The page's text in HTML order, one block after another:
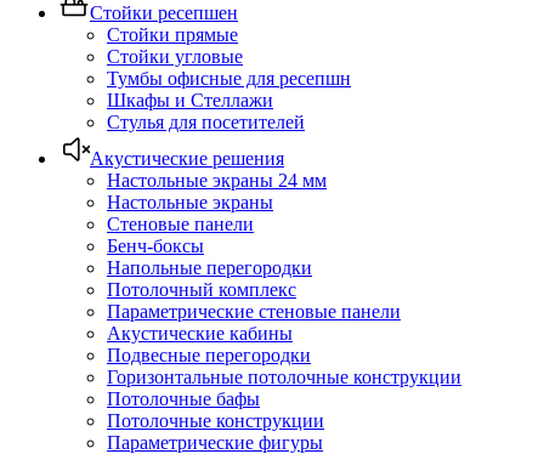
Стойки ресепшен
Стойки прямые
Стойки угловые
Тумбы офисные для ресепшн
Шкафы и Стеллажи
Стулья для посетителей
Акустические решения
Настольные экраны 24 мм
Настольные экраны
Стеновые панели
Бенч-боксы
Напольные перегородки
Потолочный комплекс
Параметрические стеновые панели
Акустические кабины
Подвесные перегородки
Горизонтальные потолочные конструкции
Потолочные бафы
Потолочные конструкции
Параметрические фигуры